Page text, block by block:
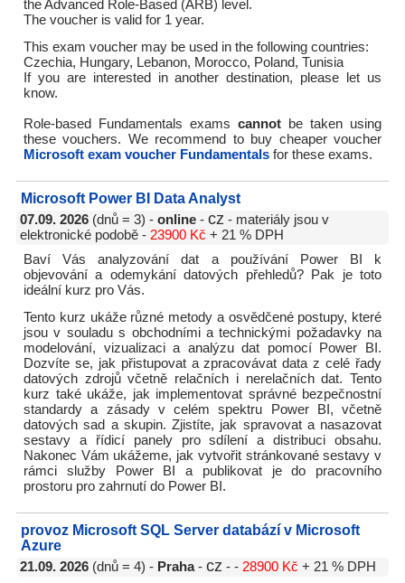
the Advanced Role-Based (ARB) level.
The voucher is valid for 1 year.
This exam voucher may be used in the following countries:
Czechia, Hungary, Lebanon, Morocco, Poland, Tunisia
If you are interested in another destination, please let us
know.
Role-based Fundamentals exams cannot be taken using
these vouchers. We recommend to buy cheaper voucher
Microsoft exam voucher Fundamentals for these exams.
Microsoft Power BI Data Analyst
07.09. 2026 (dnů = 3) - online - cz - materiály jsou v
elektronické podobě - 23900 Kč + 21 % DPH
Baví Vás analyzování dat a používání Power BI k
objevování a odemykání datových přehledů? Pak je toto
ideální kurz pro Vás.
Tento kurz ukáže různé metody a osvědčené postupy, které
jsou v souladu s obchodními a technickými požadavky na
modelování, vizualizaci a analýzu dat pomocí Power BI.
Dozvíte se, jak přistupovat a zpracovávat data z celé řady
datových zdrojů včetně relačních i nerelačních dat. Tento
kurz také ukáže, jak implementovat správné bezpečnostní
standardy a zásady v celém spektru Power BI, včetně
datových sad a skupin. Zjistíte, jak spravovat a nasazovat
sestavy a řídicí panely pro sdílení a distribuci obsahu.
Nakonec Vám ukážeme, jak vytvořit stránkované sestavy v
rámci služby Power BI a publikovat je do pracovního
prostoru pro zahrnutí do Power BI.
provoz Microsoft SQL Server databází v Microsoft
Azure
21.09. 2026 (dnů = 4) - Praha- cz - - 28900 Kč + 21 % DPH